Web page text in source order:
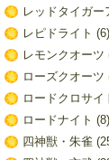
レッドタイガー
レピドライト (6)
レモンクオーツ
ローズクオーツ
ロードクロサイ
ロードナイト (8)
四神獣・朱雀